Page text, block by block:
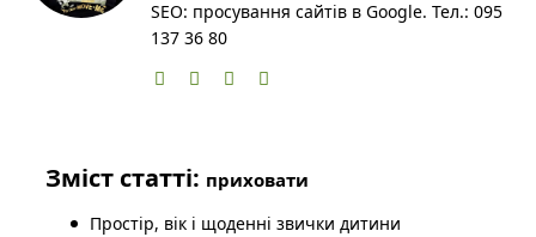
SEO: просування сайтів в Google. Тел.: 095
137 36 80
Зміст статті: приховати
Простір, вік і щоденні звички дитини